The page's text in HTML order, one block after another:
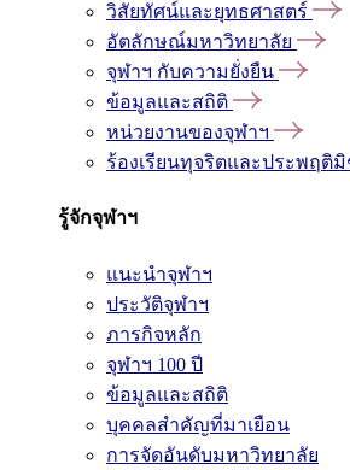
วิสัยทัศน์และยุทธศาสตร์
อัตลักษณ์มหาวิทยาลัย
จุฬาฯ กับความยั่งยืน
ข้อมูลและสถิติ
หน่วยงานของจุฬาฯ
ร้องเรียนทุจริตและประพฤติ
รู้จักจุฬาฯ
แนะนำจุฬาฯ
ประวัติจุฬาฯ
ภารกิจหลัก
จุฬาฯ 100 ปี
ข้อมูลและสถิติ
บุคคลสำคัญที่มาเยือน
การจัดอันดับมหาวิทยาลัย